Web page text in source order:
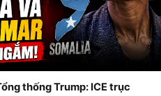
thống Trump: ICE trục